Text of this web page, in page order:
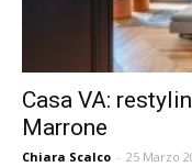
Casa VA:
Marrone
Chiara Scalco - 25 Marzo